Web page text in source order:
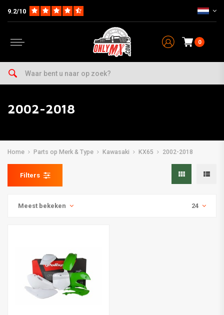
9.2/10
0
2002-2018
Home Parts op Merk & Type Kawasaki KX65 2002-2018
Filters
Meest bekeken 24